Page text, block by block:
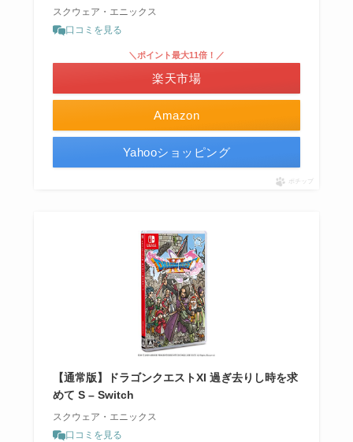
スクウェア・エニックス
口コミを見る
Amazon
＼ポイント最大11倍！／
楽天市場
Yahooショッピング
ポチップ
【通常版】ドラゴンクエストXI 過ぎ去りし時を求
めて S – Switch
スクウェア・エニックス
口コミを見る